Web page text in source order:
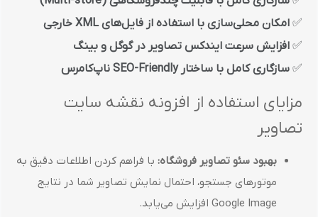
✅ امکان محلی‌سازی با استفاده از فایل‌های XML خارجی
✅ افزایش سرعت ایندکس تصاویر در گوگل و بینگ
✅ سازگاری کامل با ساختار SEO-Friendly ناپ‌کامرس
مزایای استفاده از افزونه نقشه سایت
تصاویر
بهبود سئو تصاویر فروشگاه: با فراهم کردن اطلاعات دقیق به
موتورهای جستجو، احتمال نمایش تصاویر شما در نتایج
Google Image افزایش می‌یابد.